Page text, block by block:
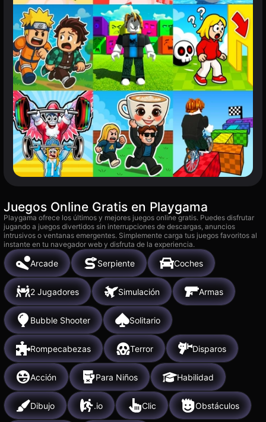
Juegos Online Gratis en Playgama
Playgama ofrece los últimos y mejores juegos online gratis. Puedes disfrutar
jugando a juegos divertidos sin interrupciones de descargas, anuncios
intrusivos o ventanas emergentes. Simplemente carga tus juegos favoritos al
instante en tu navegador web y disfruta de la experiencia.
Arcade Serpiente Coches
2 Jugadores Simulación Armas
Bubble Shooter Solitario
Rompecabezas Terror Disparos
Acción Para Niños Habilidad
Dibujo .io Clic Obstáculos